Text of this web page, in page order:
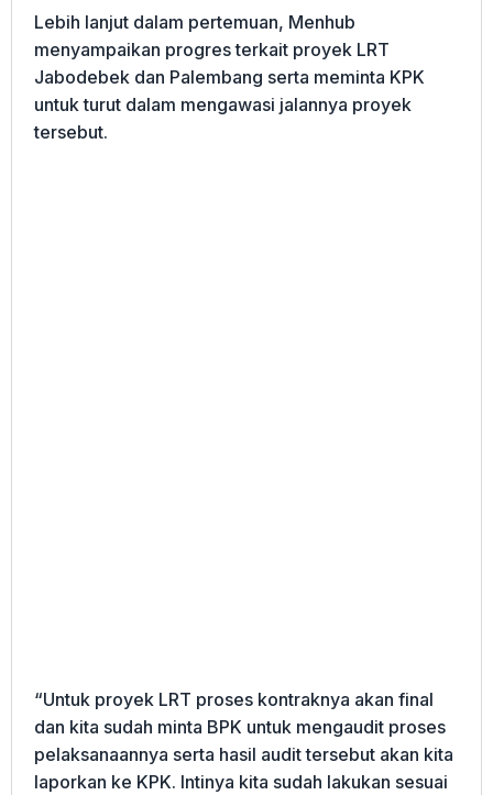
Lebih lanjut dalam pertemuan, Menhub
menyampaikan progres terkait proyek LRT
Jabodebek dan Palembang serta meminta KPK
untuk turut dalam mengawasi jalannya proyek
tersebut.
“Untuk proyek LRT proses kontraknya akan final
dan kita sudah minta BPK untuk mengaudit proses
pelaksanaannya serta hasil audit tersebut akan kita
laporkan ke KPK. Intinya kita sudah lakukan sesuai